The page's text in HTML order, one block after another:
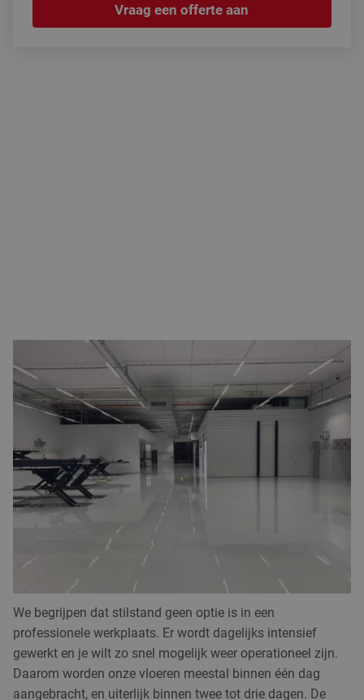
Vraag een offerte aan
WERKPLAATSVLOEREN: UITSTRALING
DANKZIJ ONZE ERVARING
Voor een ideale werkplaatsvloer heb je de keuze uit
verschillende kunststofvloeren, zoals een
,
troffelvloerof (epoxy)gietvloer. Welke vloer het beste past
bij jouw bedrijf bepaal je op basis van de gewenste
uitstraling, samenstelling en de eigenschappen waaraan
de vloer moet voldoen. Wij denken hierin actief met je mee.
Alle vloersystemen hebben een moderne en professionele
uitstraling en zijn verkrijgbaar in diverse kleuren, met
optioneel een antislipafwerking in verschillende gradaties.
We begrijpen dat stilstand geen optie is in een
professionele werkplaats. Er wordt dagelijks intensief
gewerkt en je wilt zo snel mogelijk weer operationeel zijn.
Daarom worden onze vloeren meestal binnen één dag
aangebracht, en uiterlijk binnen twee tot drie dagen. De